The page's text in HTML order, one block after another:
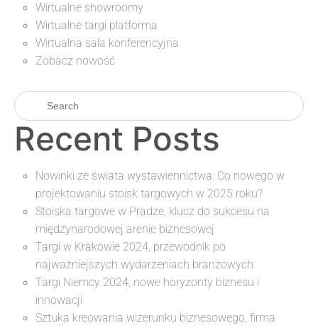
Wirtualne showroomy
Wirtualne targi platforma
Wirtualna sala konferencyjna
Zobacz nowość
Recent Posts
Nowinki ze świata wystawiennictwa: Co nowego w
projektowaniu stoisk targowych w 2025 roku?
Stoiska targowe w Pradze, klucz do sukcesu na
międzynarodowej arenie biznesowej
Targi w Krakowie 2024, przewodnik po
najważniejszych wydarzeniach branżowych
Targi Niemcy 2024, nowe horyzonty biznesu i
innowacji
Sztuka kreowania wizerunku biznesowego, firma